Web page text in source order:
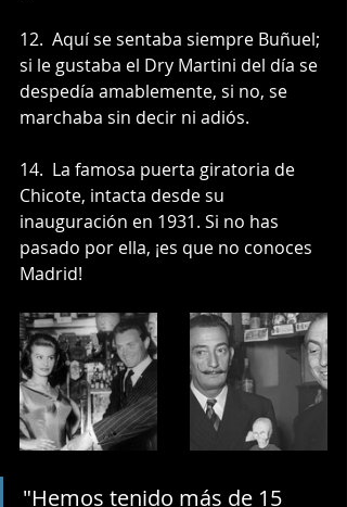
12.  Aquí se sentaba siempre Buñuel;
si le gustaba el Dry Martini del día se
despedía amablemente, si no, se
marchaba sin decir ni adiós.
14.  La famosa puerta giratoria de
Chicote, intacta desde su
inauguración en 1931. Si no has
pasado por ella, ¡es que no conoces
Madrid!
"Hemos tenido más de 15